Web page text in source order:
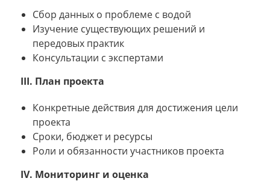
Сбор данных о проблеме с водой
Изучение существующих решений и
передовых практик
Консультации с экспертами
III. План проекта
Конкретные действия для достижения цели
проекта
Сроки, бюджет и ресурсы
Роли и обязанности участников проекта
IV. Мониторинг и оценка